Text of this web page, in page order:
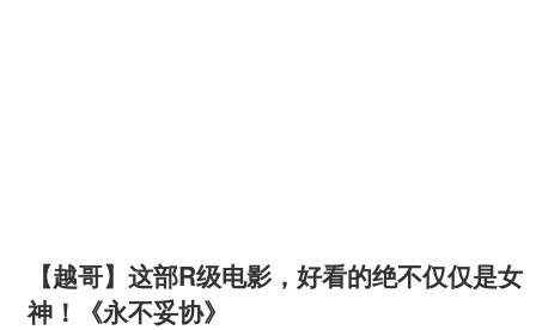
【越哥】这部R级电影，好看的绝不仅仅是女
神！《永不妥协》